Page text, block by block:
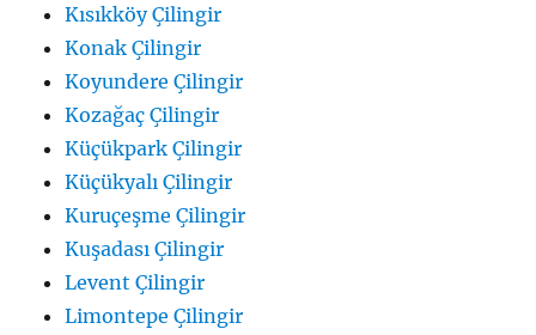
Kısıkköy Çilingir
Konak Çilingir
Koyundere Çilingir
Kozağaç Çilingir
Küçükpark Çilingir
Küçükyalı Çilingir
Kuruçeşme Çilingir
Kuşadası Çilingir
Levent Çilingir
Limontepe Çilingir